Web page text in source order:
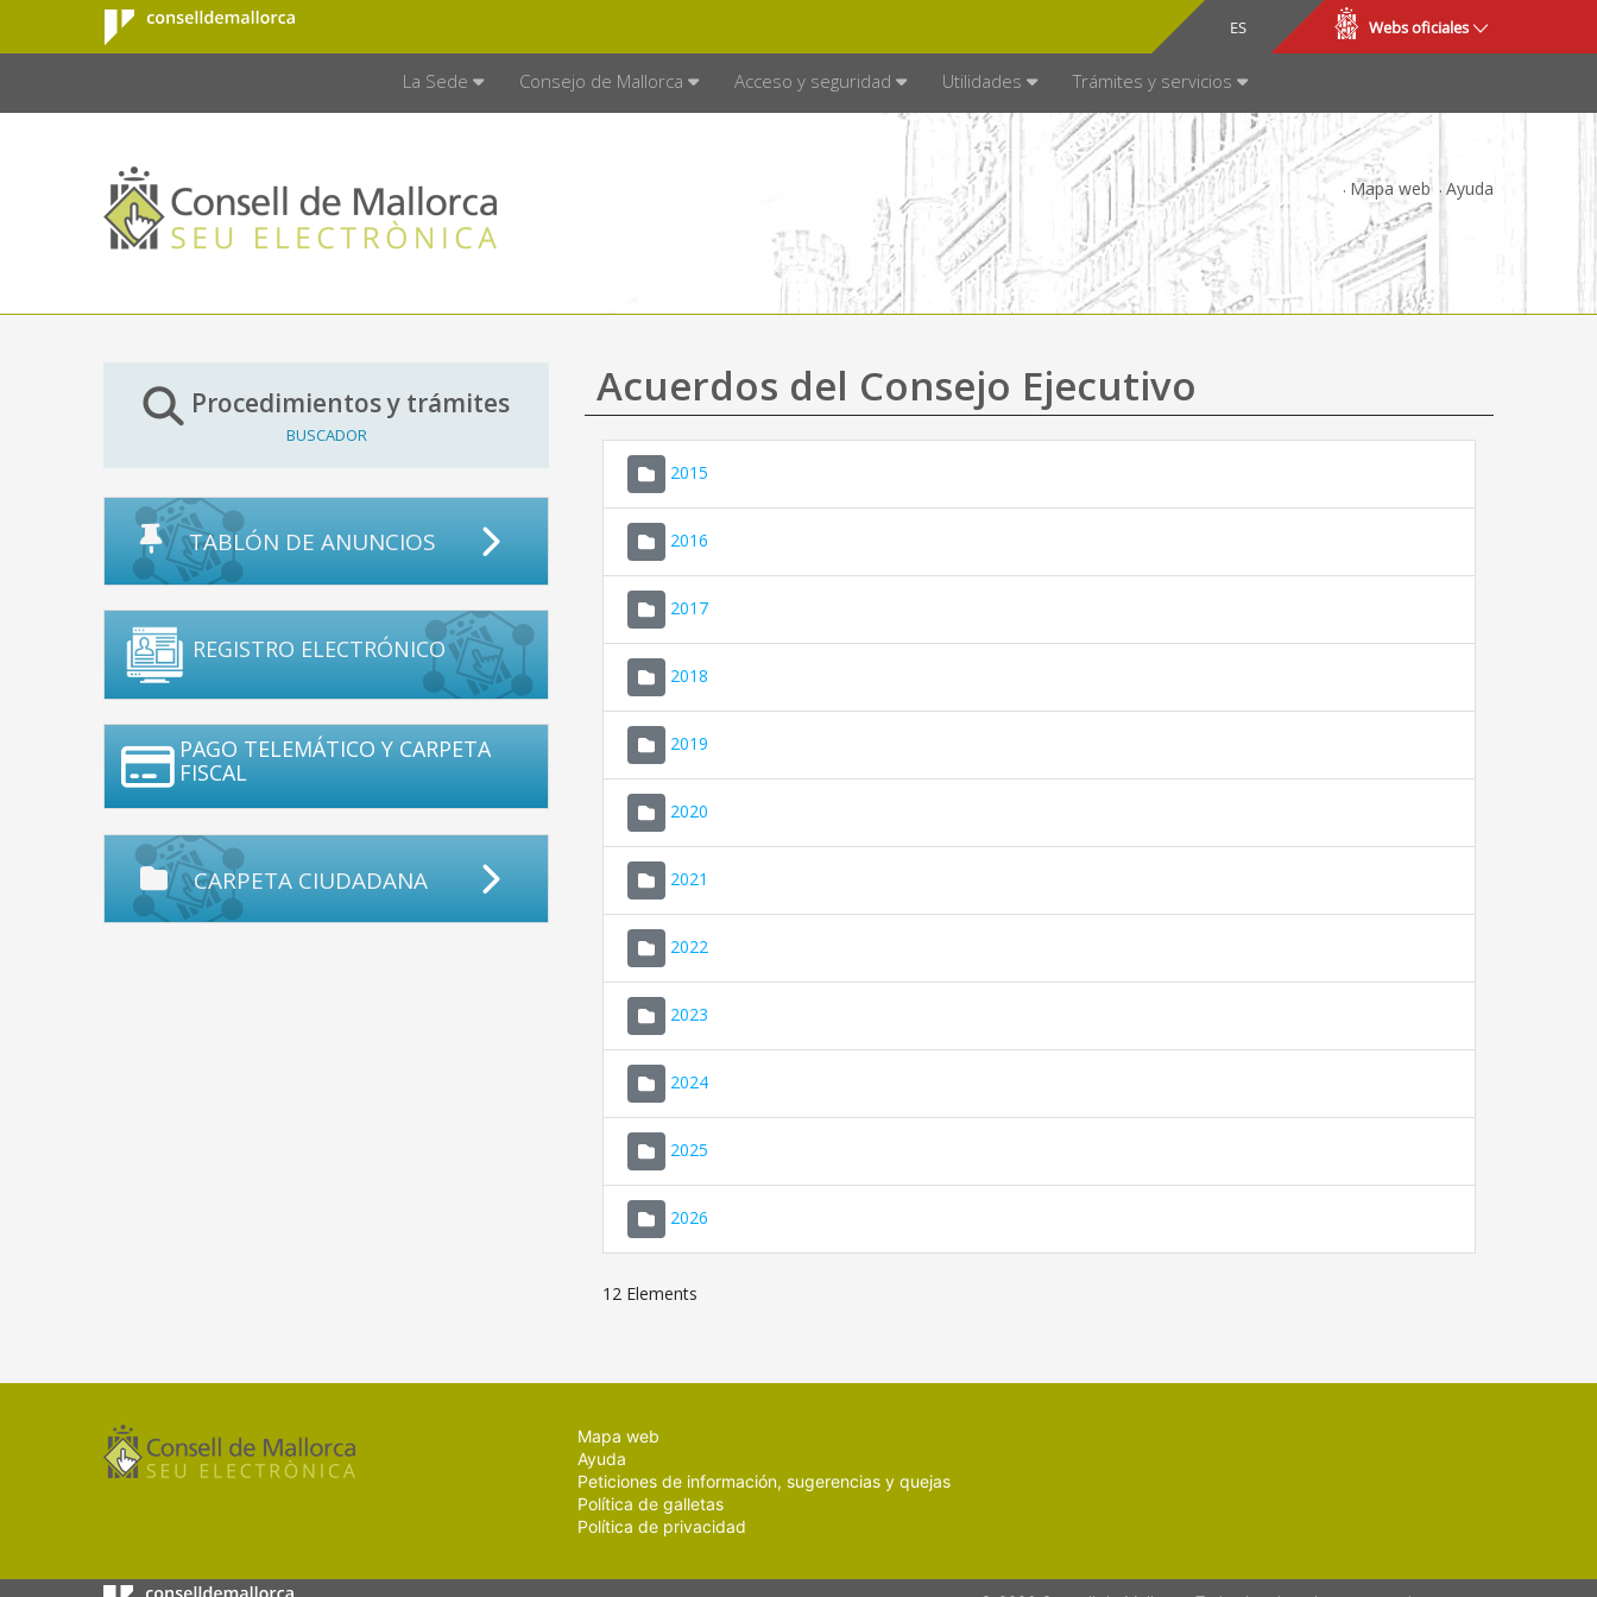
Saltar al contenido principal
Consell de
Mallorca
ES
CA Webs oficiales
La Sede Consejo de Mallorca Acceso y seguridad Utilidades Trámites y servicios
Mapa web Ayuda
Procedimientos y trámites
BUSCADOR
TABLÓN DE ANUNCIOS
REGISTRO ELECTRÓNICO
PAGO TELEMÁTICO Y CARPETA
FISCAL
CARPETA CIUDADANA
Acuerdos del Consejo Ejecutivo
2015
2016
2017
2018
2019
2020
2021
2022
2023
2024
2025
2026
12 Elements
Mapa web
Ayuda
Peticiones de información, sugerencias y quejas
Política de galletas
Política de privacidad